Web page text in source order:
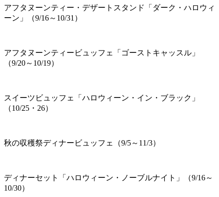
アフタヌーンティー・デザートスタンド「ダーク・ハロウィ
ーン」（9/16～10/31）
アフタヌーンティービュッフェ「ゴーストキャッスル」
（9/20～10/19）
スイーツビュッフェ「ハロウィーン・イン・ブラック」
（10/25・26）
秋の収穫祭ディナービュッフェ（9/5～11/3）
ディナーセット「ハロウィーン・ノーブルナイト」（9/16～
10/30）